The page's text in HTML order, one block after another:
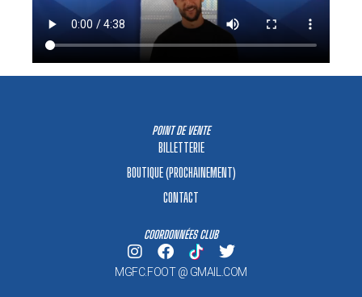
POINT DE VENTE
BILLETTERIE
BOUTIQUE (PROCHAINEMENT)
CONTACT
COORDONNÉES CLUB
MGFC.FOOT @ GMAIL.COM